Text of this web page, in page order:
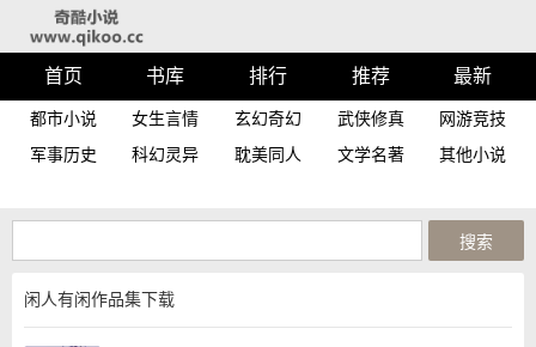
首页 书库 排行 推荐 最新
都市小说 女生言情 玄幻奇幻 武侠修真
网游竞技
军事历史
科幻灵异 耽美同人 文学名著 其他小说
闲人有闲作品集下载